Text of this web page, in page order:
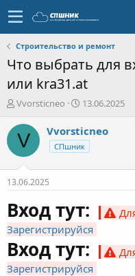
Строительство и ремонт
Что выбрать для
или kra31.at
А
т
о
р
е
м
ы
Vvorsticneo
Д
т
а
н
а
13.06.2025
V Vvorsticneo
СПшник
13.06.2025
Вход тут:
Зарегистрируйся
Вход тут:
Зарегистрируйся